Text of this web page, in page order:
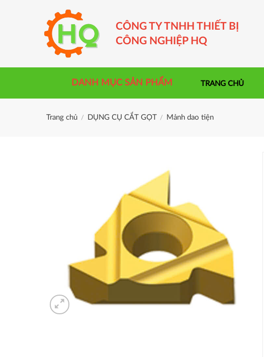
CÔNG TY TNHH THIẾT BỊ
CÔNG NGHIỆP HQ
DANH MỤC SẢN PHẨM TRANG CHỦ
Trang chủ / DỤNG CỤ CẮT GỌT / Mảnh dao tiện